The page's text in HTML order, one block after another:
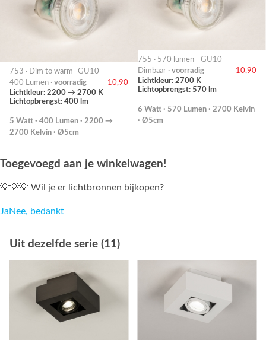
753 · Dim to warm -GU10-
400 Lumen · voorradig
10,90
Lichtkleur: 2200 → 2700 K
Lichtopbrengst: 400 lm
5 Watt · 400 Lumen · 2200 →
2700 Kelvin · Ø5cm
755 · 570 lumen - GU10 -
Dimbaar · voorradig
10,90
Lichtkleur: 2700 K
Lichtopbrengst: 570 lm
6 Watt · 570 Lumen · 2700 Kelvin
· Ø5cm
Toegevoegd aan je winkelwagen!
💡💡💡 Wil je er lichtbronnen bijkopen?
JaNee, bedankt
Uit dezelfde serie (11)